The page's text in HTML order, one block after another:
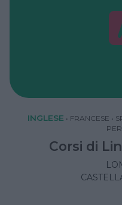
INGLESE • FRANCESE •
Corsi di